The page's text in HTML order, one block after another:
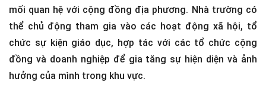
mối quan hệ với cộng đồng địa phương. Nhà trường có
thể chủ động tham gia vào các hoạt động xã hội, tổ
chức sự kiện giáo dục, hợp tác với các tổ chức cộng
đồng và doanh nghiệp để gia tăng sự hiện diện và ảnh
hưởng của mình trong khu vực.